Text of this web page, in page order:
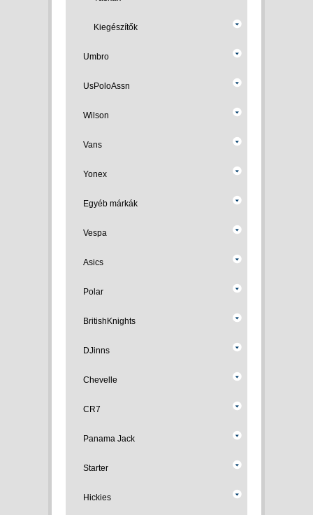
Kiegészítők
Umbro
UsPoloAssn
Wilson
Vans
Yonex
Egyéb márkák
Vespa
Asics
Polar
BritishKnights
DJinns
Chevelle
CR7
Panama Jack
Starter
Hickies